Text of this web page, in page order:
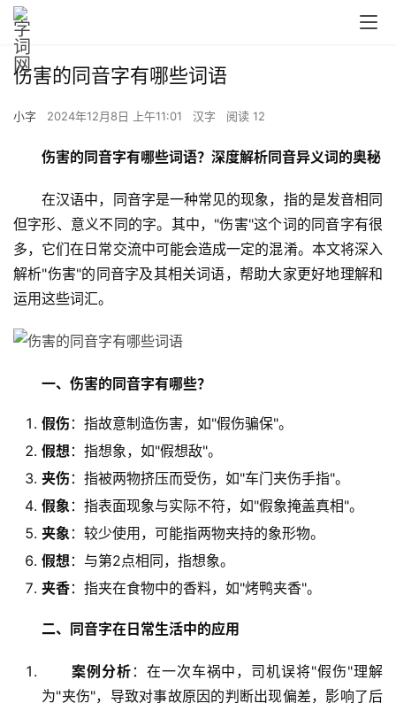
伤害的同音字有哪些词语
小字 2024年12月8日 上午11:01 汉字 阅读 12
伤害的同音字有哪些词语？深度解析同音异义词的奥秘
在汉语中，同音字是一种常见的现象，指的是发音相同
但字形、意义不同的字。其中，"伤害"这个词的同音字有很
多，它们在日常交流中可能会造成一定的混淆。本文将深入
解析"伤害"的同音字及其相关词语，帮助大家更好地理解和
运用这些词汇。
一、伤害的同音字有哪些？
假伤 ：指故意制造伤害，如"假伤骗保"。
假想：指想象，如"假想敌"。
夹伤 ：指被两物挤压而受伤，如"车门夹伤手指"。
假象：指表面现象与实际不符，如"假象掩盖真相"。
夹象：较少使用，可能指两物夹持的象形物。
假想：与第2点相同，指想象。
夹香：指夹在食物中的香料，如"烤鸭夹香"。
二、同音字在日常生活中的应用
案例分析 ：在一次车祸中，司机误将"假伤"理解
为"夹伤"，导致对事故原因的判断出现偏差，影响了后